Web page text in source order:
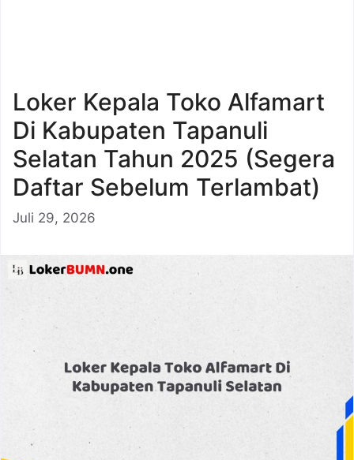
Loker Kepala Toko Alfamart
Di Kabupaten Tapanuli
Selatan Tahun 2025 (Segera
Daftar Sebelum Terlambat)
Juli 29, 2026